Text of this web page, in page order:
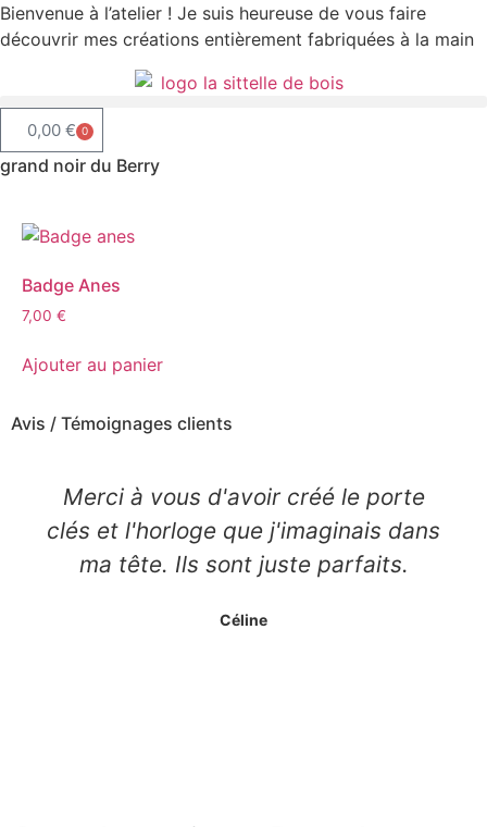
Bienvenue à l’atelier ! Je suis heureuse de vous faire
découvrir mes créations entièrement fabriquées à la main
0,00 € 0
grand noir du Berry
Badge Anes
7,00 €
Ajouter au panier
Avis / Témoignages clients
Merci à vous d'avoir créé le porte
clés et l'horloge que j'imaginais dans
ma tête. Ils sont juste parfaits.
Céline